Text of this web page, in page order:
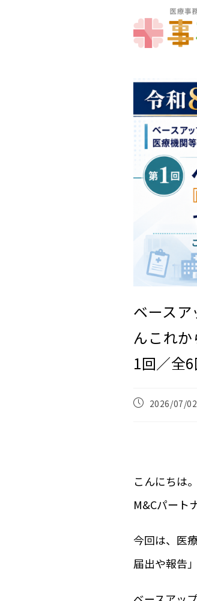
ベース
ん――これ
1回／全6
2026/07/02
こんにちは。
M&Cパート
今回は、医
届出や報告